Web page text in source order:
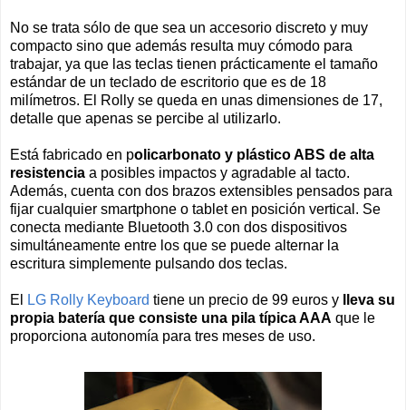
No se trata sólo de que sea un accesorio discreto y muy
compacto sino que además resulta muy cómodo para
trabajar, ya que las teclas tienen prácticamente el tamaño
estándar de un teclado de escritorio que es de 18
milímetros. El Rolly se queda en unas dimensiones de 17,
detalle que apenas se percibe al utilizarlo.
Está fabricado en policarbonato y plástico ABS de alta
resistencia a posibles impactos y agradable al tacto.
Además, cuenta con dos brazos extensibles pensados para
fijar cualquier smartphone o tablet en posición vertical. Se
conecta mediante Bluetooth 3.0 con dos dispositivos
simultáneamente entre los que se puede alternar la
escritura simplemente pulsando dos teclas.
El LG Rolly Keyboard tiene un precio de 99 euros y
lleva su
propia batería que consiste una pila típica AAA que le
proporciona autonomía para tres meses de uso.